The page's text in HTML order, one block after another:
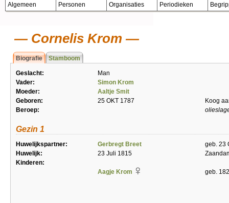
Algemeen Personen Organisaties Periodieken
Cornelis Krom
Biografie Stamboom
Geslacht:
Man
Vader:
Simon Krom
Moeder:
Aaltje Smit
Geboren:
25 OKT 1787
Koog
Beroep:
Gezin 1
Huwelijkspartner: Gerbregt Breet
geb. 23
Huwelijk:
23 Juli 1815
Kinderen:
Aagje Krom
geb.